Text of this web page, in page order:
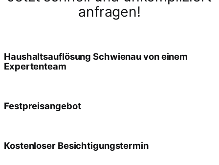
anfragen!
Haushaltsauflösung Schwienau von einem
Expertenteam
Festpreisangebot
Kostenloser Besichtigungstermin